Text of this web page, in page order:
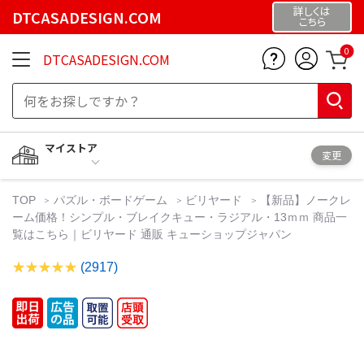
DTCASADESIGN.COM 詳しくは
こちら
DTCASADESIGN.COM 0
マイストア
変更
TOP パズル・ボードゲーム ビリヤード
【新品】ノークレ
ーム価格！シンプル・ブレイクキュー・ラジアル・13ｍｍ 商品一
覧はこちら｜ビリヤード 通販 キューショップジャパン
(2917)